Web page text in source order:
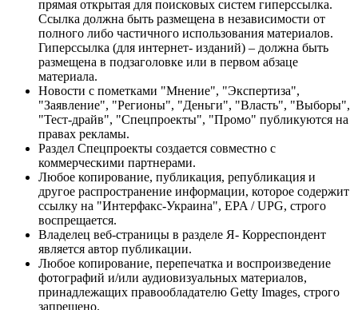
прямая открытая для поисковых систем гиперссылка.
Ссылка должна быть размещена в независимости от
полного либо частичного использования материалов.
Гиперссылка (для интернет- изданий) – должна быть
размещена в подзаголовке или в первом абзаце
материала.
Новости с пометками "Мнение", "Экспертиза",
"Заявление", "Регионы", "Деньги", "Власть", "Выборы",
"Тест-драйв", "Спецпроекты", "Промо" публикуются на
правах рекламы.
Раздел Спецпроекты создается совместно с
коммерческими партнерами.
Любое копирование, публикация, републикация и
другое распространение информации, которое содержит
ссылку на "Интерфакс-Украина", EPA / UPG, строго
воспрещается.
Владелец веб-страницы в разделе Я- Корреспондент
является автор публикации.
Любое копирование, перепечатка и воспроизведение
фотографий и/или аудиовизуальных материалов,
принадлежащих правообладателю Getty Images, строго
запрещено.